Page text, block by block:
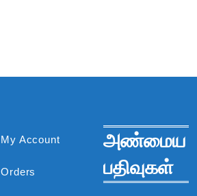
My Account
Orders
அண்மைய
பதிவுகள்